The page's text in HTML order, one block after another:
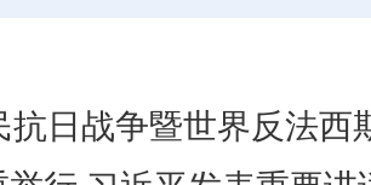
抗日战争暨世界反法西